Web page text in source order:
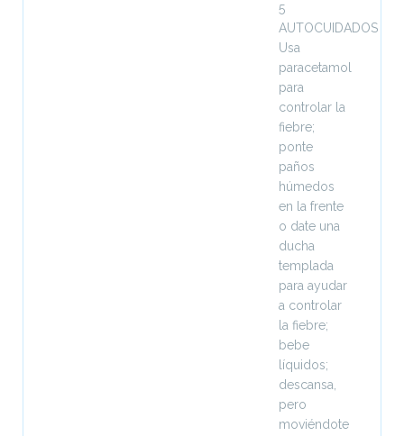
5
AUTOCUIDADOS
Usa
paracetamol
para
controlar la
fiebre;
ponte
paños
húmedos
en la frente
o date una
ducha
templada
para ayudar
a controlar
la fiebre;
bebe
líquidos;
descansa,
pero
moviéndote